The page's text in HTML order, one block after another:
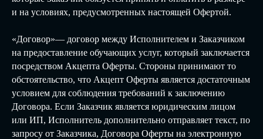
и на условиях, предусмотренных настоящей Офертой.
«Договор»— договор между Исполнителем и Заказчиком
на предоставление обучающих услуг, который заключается
посредством Акцепта Оферты. Стороны принимают то
обстоятельство, что Акцепт Оферты является достаточным
условием для соблюдения требований к заключению
Договора. Если Заказчик является юридическим лицом
или ИП, Исполнитель дополнительно отправляет текст, по
запросу от Заказчика, Договора Оферты на электронную